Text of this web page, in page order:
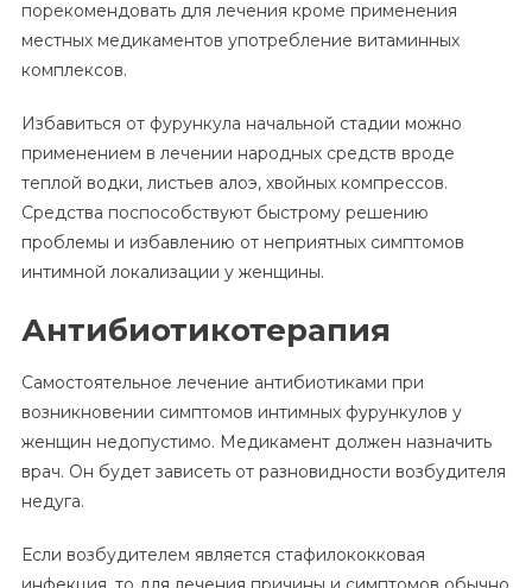
порекомендовать для лечения кроме применения
местных медикаментов употребление витаминных
комплексов.
Избавиться от фурункула начальной стадии можно
применением в лечении народных средств вроде
теплой водки, листьев алоэ, хвойных компрессов.
Средства поспособствуют быстрому решению
проблемы и избавлению от неприятных симптомов
интимной локализации у женщины.
Антибиотикотерапия
Самостоятельное лечение антибиотиками при
возникновении симптомов интимных фурункулов у
женщин недопустимо. Медикамент должен назначить
врач. Он будет зависеть от разновидности возбудителя
недуга.
Если возбудителем является стафилококковая